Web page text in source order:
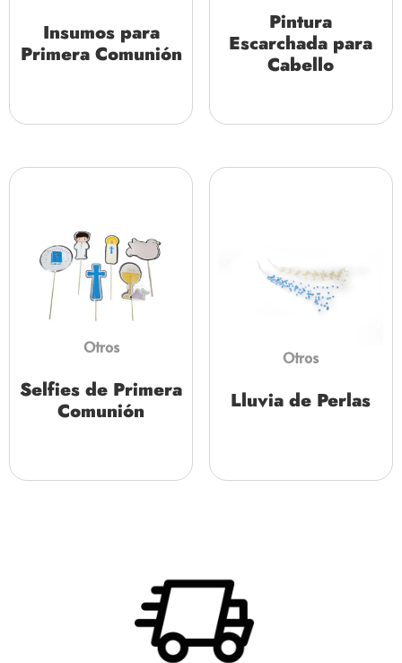
Insumos para
Primera Comunión
Pintura
Escarchada para
Cabello
Otros
Selfies de Primera
Comunión
Otros
Lluvia de Perlas